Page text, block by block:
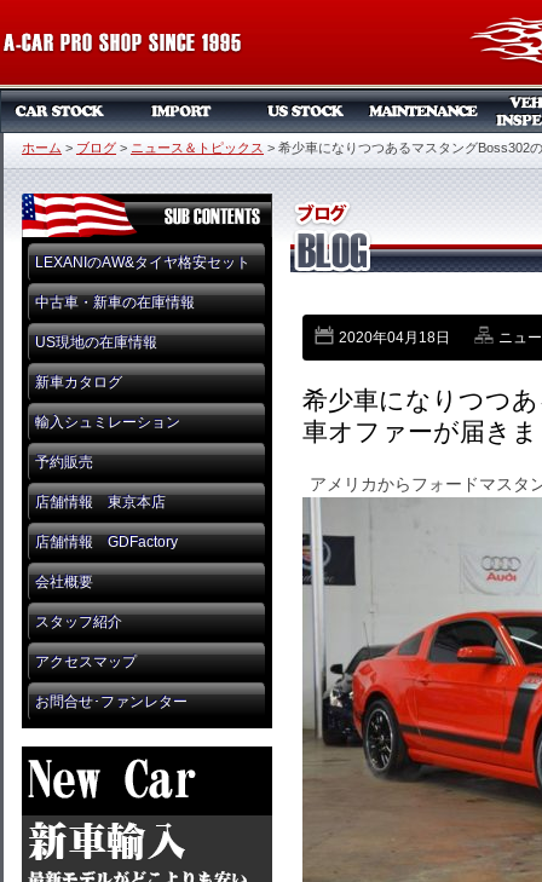
ホーム > ブログ > ニュース＆トピックス > 希少車になりつつあるマスタングBoss302
LEXANIのAW&タイヤ格安セット
中古車・新車の在庫情報
US現地の在庫情報
新車カタログ
輸入シュミレーション
予約販売
店舗情報 東京本店
店舗情報 GDFactory
会社概要
スタッフ紹介
アクセスマップ
お問合せ･ファンレター
2020年04月18日 ニュ
希少車になりつつ
車オファーが届き
アメリカからフォードマスタ